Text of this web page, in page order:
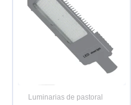
Luminarias de pastoral